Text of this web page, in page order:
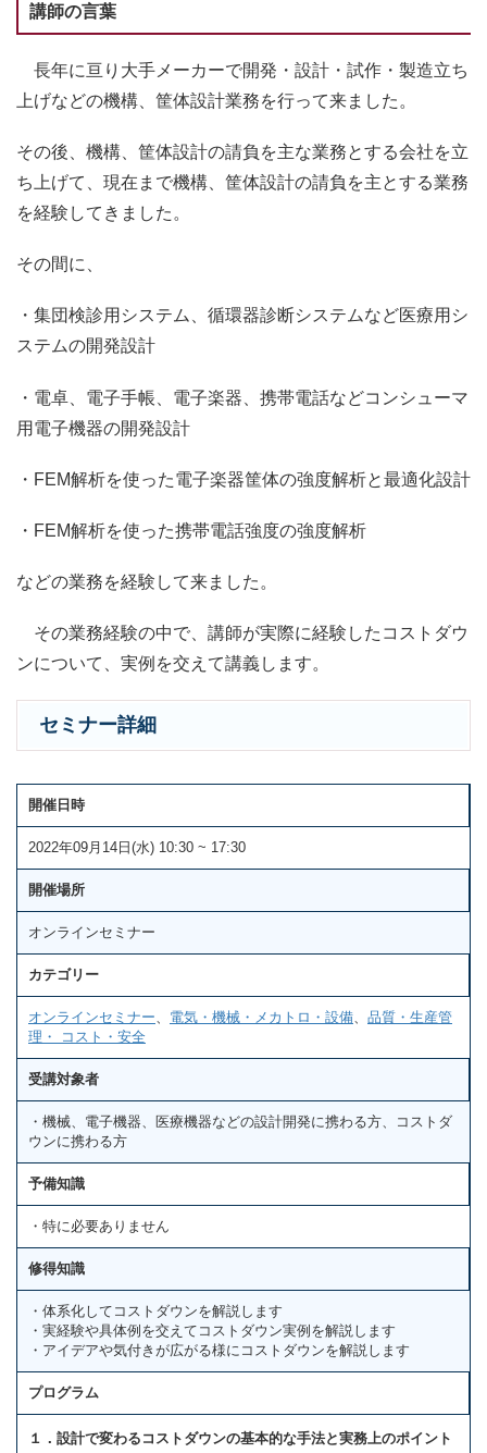
講師の言葉
長年に亘り大手メーカーで開発・設計・試作・製造立ち
上げなどの機構、筐体設計業務を行って来ました。
その後、機構、筐体設計の請負を主な業務とする会社を立
ち上げて、現在まで機構、筐体設計の請負を主とする業務
を経験してきました。
その間に、
・集団検診用システム、循環器診断システムなど医療用シ
ステムの開発設計
・電卓、電子手帳、電子楽器、携帯電話などコンシューマ
用電子機器の開発設計
・FEM解析を使った電子楽器筐体の強度解析と最適化設計
・FEM解析を使った携帯電話強度の強度解析
などの業務を経験して来ました。
その業務経験の中で、講師が実際に経験したコストダウ
ンについて、実例を交えて講義します。
セミナー詳細
開催日時
2022年09月14日(水) 10:30 ~ 17:30
開催場所
オンラインセミナー
カテゴリー
オンラインセミナー、 電気・機械・メカトロ・設備、 品質・生産管
理・ コスト・安全
受講対象者
・機械、電子機器、医療機器などの設計開発に携わる方、コストダ
ウンに携わる方
予備知識
・特に必要ありません
修得知識
・体系化してコストダウンを解説します
・実経験や具体例を交えてコストダウン実例を解説します
・アイデアや気付きが広がる様にコストダウンを解説します
プログラム
１．設計で変わるコストダウンの基本的な手法と実務上のポイント